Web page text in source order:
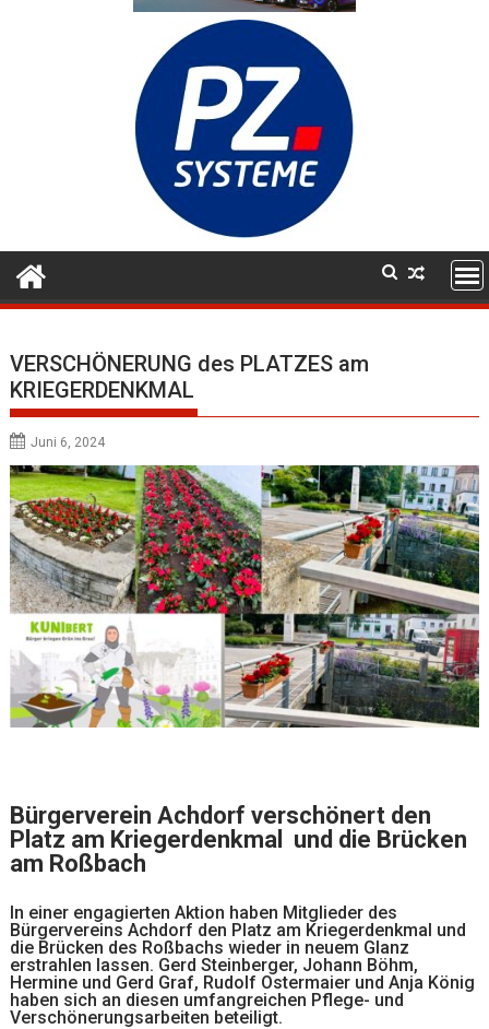
VERSCHÖNERUNG des PLATZES am
KRIEGERDENKMAL
Juni 6, 2024
Bürgerverein Achdorf verschönert den
Platz am Kriegerdenkmal und die Brücken
am Roßbach
In einer engagierten Aktion haben Mitglieder des
Bürgervereins Achdorf den Platz am Kriegerdenkmal und
die Brücken des Roßbachs wieder in neuem Glanz
erstrahlen lassen. Gerd Steinberger, Johann Böhm,
Hermine und Gerd Graf, Rudolf Ostermaier und Anja König
haben sich an diesen umfangreichen Pflege- und
Verschönerungsarbeiten beteiligt.